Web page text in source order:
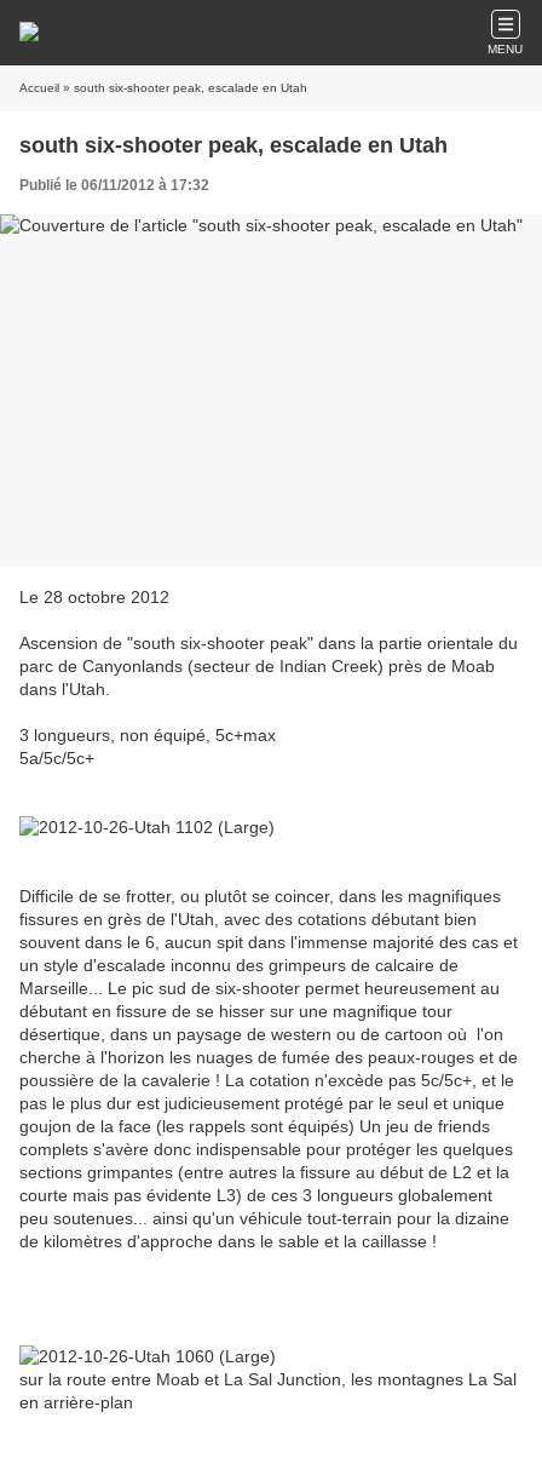
MENU
Accueil » south six-shooter peak, escalade en Utah
south six-shooter peak, escalade en Utah
Publié le 06/11/2012 à 17:32
Le 28 octobre 2012
Ascension de "south six-shooter peak" dans la partie orientale du
parc de Canyonlands (secteur de Indian Creek) près de Moab
dans l'Utah.
3 longueurs, non équipé, 5c+max
5a/5c/5c+
Difficile de se frotter, ou plutôt se coincer, dans les magnifiques
fissures en grès de l'Utah, avec des cotations débutant bien
souvent dans le 6, aucun spit dans l'immense majorité des cas et
un style d'escalade inconnu des grimpeurs de calcaire de
Marseille... Le pic sud de six-shooter permet heureusement au
débutant en fissure de se hisser sur une magnifique tour
désertique, dans un paysage de western ou de cartoon où l'on
cherche à l'horizon les nuages de fumée des peaux-rouges et de
poussière de la cavalerie ! La cotation n'excède pas 5c/5c+, et le
pas le plus dur est judicieusement protégé par le seul et unique
goujon de la face (les rappels sont équipés) Un jeu de friends
complets s'avère donc indispensable pour protéger les quelques
sections grimpantes (entre autres la fissure au début de L2 et la
courte mais pas évidente L3) de ces 3 longueurs globalement
peu soutenues... ainsi qu'un véhicule tout-terrain pour la dizaine
de kilomètres d'approche dans le sable et la caillasse !
sur la route entre Moab et La Sal Junction, les montagnes La Sal
en arrière-plan